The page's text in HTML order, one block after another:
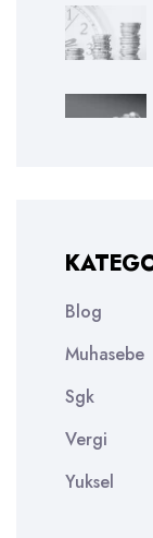
Blog
Muhasebe
Sgk
Vergi
Yuksel